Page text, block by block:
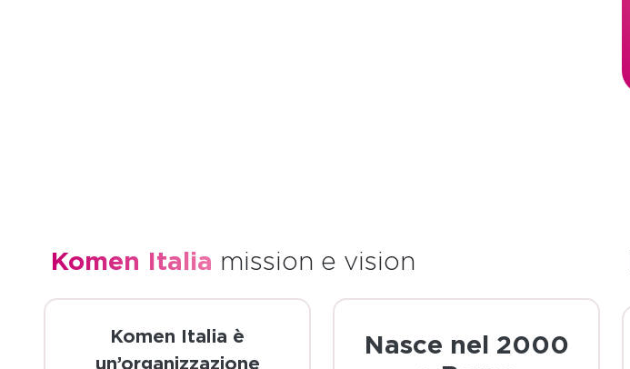
Komen Italia mission e vision
Komen Italia è
un’organizzazione
Nasce nel 2000